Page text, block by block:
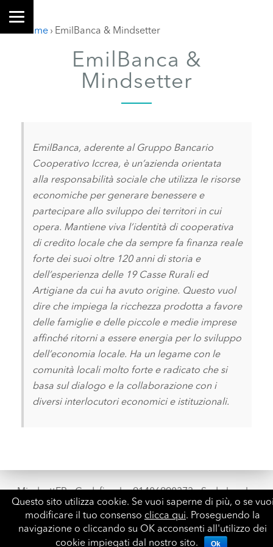
Home › EmilBanca & Mindsetter
EmilBanca &
Mindsetter
EmilBanca, aderente al Gruppo Bancario
Cooperativo Iccrea, è un’azienda orientata
alla responsabilità sociale che utilizza le risorse
economiche per generare benessere e
partecipare allo sviluppo dei territori in cui
opera. Mantiene viva l’identità di cooperativa
di credito locale che da sempre fa finanza reale
forte dei suoi oltre 120 anni di storia e
dell’esperienza delle 19 Casse Rurali ed
Artigiane da cui ha avuto origine. Questo vuol
dire che impiega la ricchezza prodotta a favore
delle famiglie e delle piccole e medie imprese
affinché ritorni a essere energia per lo sviluppo
dell’economia locale. Ha un legame con le
comunità locali molto forte e radicato che si
basa sul dialogo e la collaborazione con i
diversi interlocutori economici e istituzionali.
MindsettER - Cod. fiscale: 91406990373 - Sede legale:
Via Castiglione, 136 40136 Bologna - Email:
info@mindsetter.it -Privacy e cookie
Questo sito utilizza cookie. Se vuoi saperne di più, o se
modificare il tuo consenso clicca qui. Proseguendo la
navigazione o cliccando su OK acconsenti all'utilizzo dei
cookie impiegati dal nostro sito.
Ok